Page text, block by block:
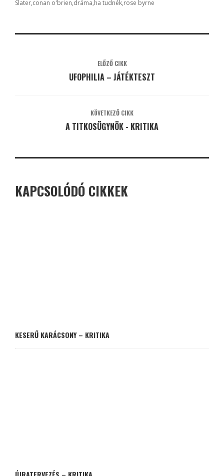
Slater conan o'brien dráma ha tudnék rose byrne
ELŐZŐ CIKK
UFOPHILIA – JÁTÉKTESZT
KÖVETKEZŐ CIKK
A TITKOSÜGYNÖK - KRITIKA
KAPCSOLÓDÓ CIKKEK
KESERŰ KARÁCSONY – KRITIKA